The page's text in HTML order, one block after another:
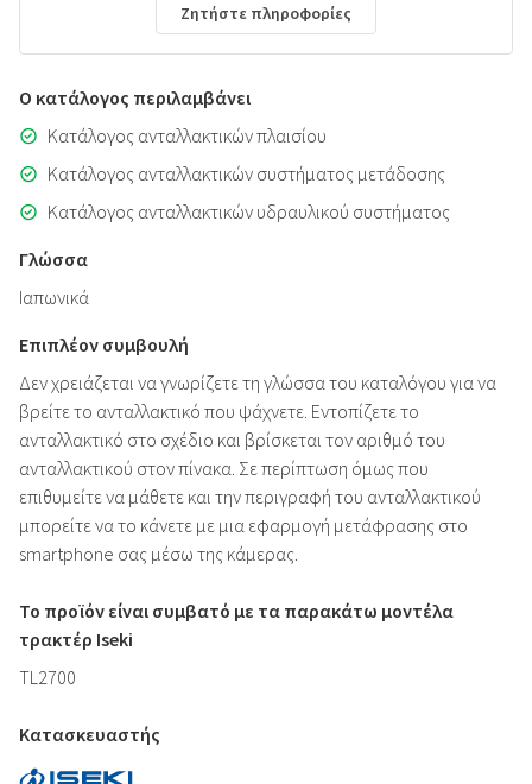
Ζητήστε πληροφορίες
Ο κατάλογος περιλαμβάνει
Κατάλογος ανταλλακτικών πλαισίου
Κατάλογος ανταλλακτικών συστήματος μετάδοσης
Κατάλογος ανταλλακτικών υδραυλικού συστήματος
Γλώσσα
Ιαπωνικά
Επιπλέον συμβουλή
Δεν χρειάζεται να γνωρίζετε τη γλώσσα του καταλόγου για να
βρείτε το ανταλλακτικό που ψάχνετε. Εντοπίζετε το
ανταλλακτικό στο σχέδιο και βρίσκεται τον αριθμό του
ανταλλακτικού στον πίνακα. Σε περίπτωση όμως που
επιθυμείτε να μάθετε και την περιγραφή του ανταλλακτικού
μπορείτε να το κάνετε με μια εφαρμογή μετάφρασης στο
smartphone σας μέσω της κάμερας.
Το προϊόν είναι συμβατό με τα παρακάτω μοντέλα
τρακτέρ Iseki
TL2700
Κατασκευαστής